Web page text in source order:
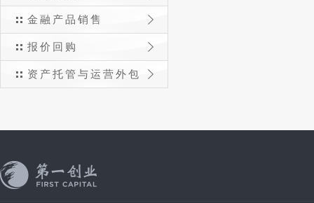
金融产品销售
报价回购
资产托管与运营外包